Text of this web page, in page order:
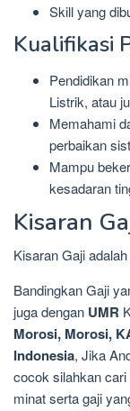
Skill yang
Kualifikasi
Pendidikan
Listrik, atau
Memahami
perbaikan
Mampu
kesadaran
Kisaran
Kisaran Gaji
Bandingkan Gaji
juga dengan UMR
Morosi, Morosi,
Indonesia, Jika
cocok silahkan
minat serta gaji